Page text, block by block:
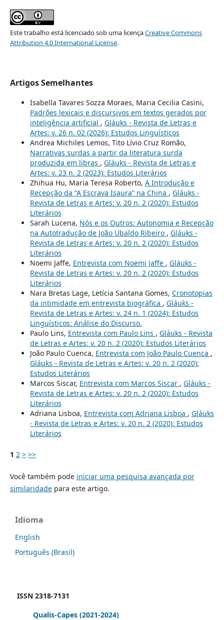
Este trabalho está licenciado sob uma licençaCreative Commons
Attribution 4.0 International License.
Artigos Semelhantes
Isabella Tavares Sozza Moraes, Maria Cecilia Casini,
Padrões lexicais e discursivos em textos gerados por
inteligência artificial , Gláuks - Revista de Letras e
Artes: v. 26 n. 02 (2026): Estudos Linguísticos
Andrea Michiles Lemos, Tito Lívio Cruz Romão,
Narrativas surdas a partir da literatura surda
produzida em libras , Gláuks - Revista de Letras e
Artes: v. 23 n. 2 (2023): Estudos Literários
Zhihua Hu, Maria Teresa Roberto, A Introdução e
Recepção da “A Escrava Isaura” na China , Gláuks -
Revista de Letras e Artes: v. 20 n. 2 (2020): Estudos
Literários
Sarah Lucena, Nós e os Outros: Autonomia e Recepção
na Autotradução de João Ubaldo Ribeiro , Gláuks -
Revista de Letras e Artes: v. 20 n. 2 (2020): Estudos
Literários
Noemi Jaffe, Entrevista com Noemi Jaffe , Gláuks -
Revista de Letras e Artes: v. 20 n. 2 (2020): Estudos
Literários
Nara Bretas Lage, Letícia Santana Gomes, Cronotopias
da intimidade em entrevista biográfica , Gláuks -
Revista de Letras e Artes: v. 24 n. 1 (2024): Estudos
Linguísticos: Análise do Discurso.
Paulo Lins, Entrevista com Paulo Lins , Gláuks - Revista
de Letras e Artes: v. 20 n. 2 (2020): Estudos Literários
João Paulo Cuenca, Entrevista com João Paulo Cuenca ,
Gláuks - Revista de Letras e Artes: v. 20 n. 2 (2020):
Estudos Literários
Marcos Siscar, Entrevista com Marcos Siscar , Gláuks -
Revista de Letras e Artes: v. 20 n. 2 (2020): Estudos
Literários
Adriana Lisboa, Entrevista com Adriana Lisboa , Gláuks
- Revista de Letras e Artes: v. 20 n. 2 (2020): Estudos
Literários
1 2 > >>
Você também pode iniciar uma pesquisa avançada por
similaridadepara este artigo.
Idioma
English
Português (Brasil)
ISSN 2318-7131
Qualis-Capes (2021-2024)